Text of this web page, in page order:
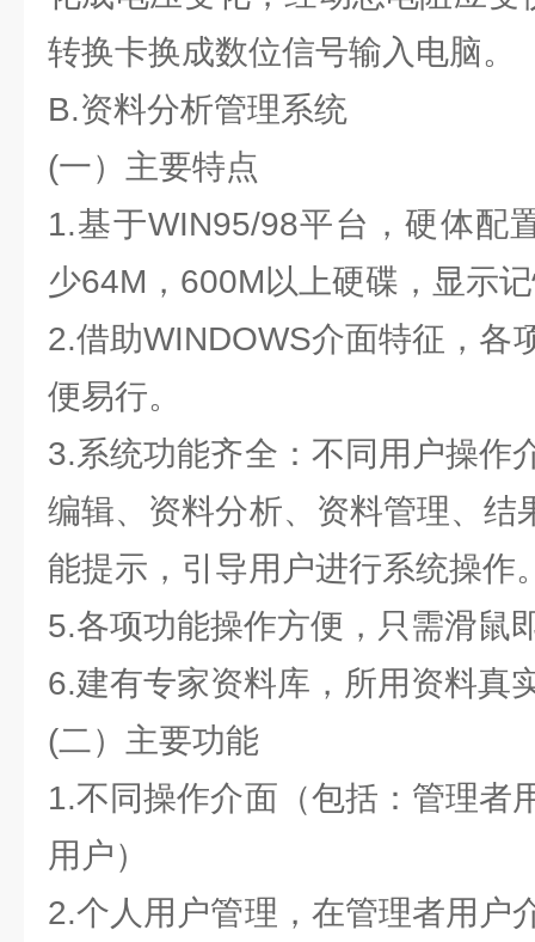
转换卡换成数位信号输入电脑。
B.资料分析管理系统
(一）主要特点
1.基于WIN95/98平台，硬体配
少64M，600M以上硬碟，显示
2.借助WINDOWS介面特征，各
便易行。
3.系统功能齐全：不同用户操作
编辑、资料分析、资料管理、结
能提示，引导用户进行系统操作
5.各项功能操作方便，只需滑鼠
6.建有专家资料库，所用资料真
(二）主要功能
1.不同操作介面（包括：管理者
用户）
2.个人用户管理，在管理者用户